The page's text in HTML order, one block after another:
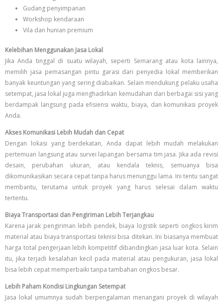
Gudang penyimpanan
Workshop kendaraan
Vila dan hunian premium
Kelebihan Menggunakan Jasa Lokal
Jika Anda tinggal di suatu wilayah, seperti Semarang atau kota lainnya,
memilih jasa pemasangan pintu garasi dari penyedia lokal memberikan
banyak keuntungan yang sering diabaikan. Selain mendukung pelaku usaha
setempat, jasa lokal juga menghadirkan kemudahan dari berbagai sisi yang
berdampak langsung pada efisiensi waktu, biaya, dan komunikasi proyek
Anda.
Akses Komunikasi Lebih Mudah dan Cepat
Dengan lokasi yang berdekatan, Anda dapat lebih mudah melakukan
pertemuan langsung atau survei lapangan bersama tim jasa. Jika ada revisi
desain, perubahan ukuran, atau kendala teknis, semuanya bisa
dikomunikasikan secara cepat tanpa harus menunggu lama. Ini tentu sangat
membantu, terutama untuk proyek yang harus selesai dalam waktu
tertentu.
Biaya Transportasi dan Pengiriman Lebih Terjangkau
Karena jarak pengiriman lebih pendek, biaya logistik seperti ongkos kirim
material atau biaya transportasi teknisi bisa ditekan. Ini biasanya membuat
harga total pengerjaan lebih kompetitif dibandingkan jasa luar kota. Selain
itu, jika terjadi kesalahan kecil pada material atau pengukuran, jasa lokal
bisa lebih cepat memperbaiki tanpa tambahan ongkos besar.
Lebih Paham Kondisi Lingkungan Setempat
Jasa lokal umumnya sudah berpengalaman menangani proyek di wilayah